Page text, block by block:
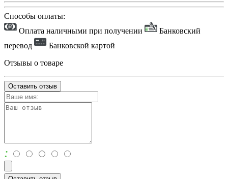
Способы оплаты:
Оплата наличными при получении
Банковский
перевод
Банковской картой
Отзывы о товаре
Оставить отзыв
: